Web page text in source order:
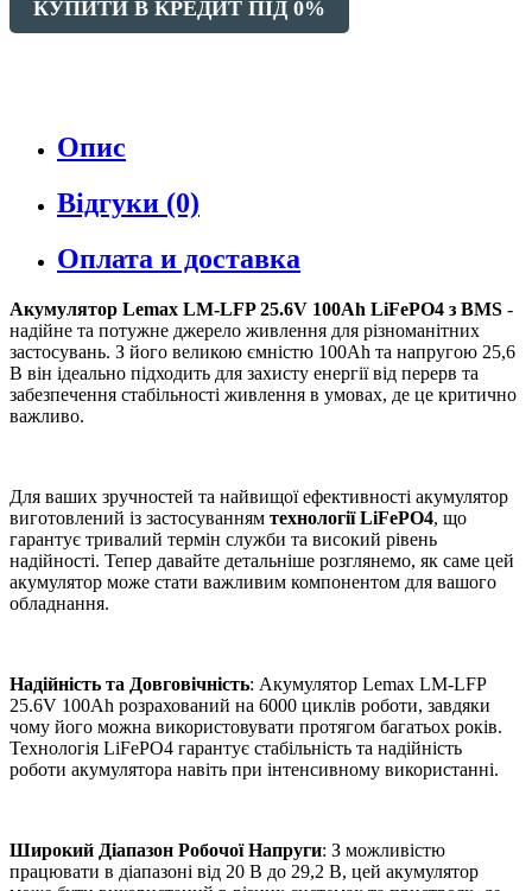
КУПИТИ В КРЕДИТ ПІД 0%
Опис
Відгуки (0)
Оплата и доставка
Акумулятор Lemax LM-LFP 25.6V 100Ah LiFePO4 з BMS -
надійне та потужне джерело живлення для різноманітних
застосувань. З його великою ємністю 100Ah та напругою 25,6
В він ідеально підходить для захисту енергії від перерв та
забезпечення стабільності живлення в умовах, де це критично
важливо.
Для ваших зручностей та найвищої ефективності акумулятор
виготовлений із застосуванням технології LiFePO4, що
гарантує тривалий термін служби та високий рівень
надійності. Тепер давайте детальніше розглянемо, як саме цей
акумулятор може стати важливим компонентом для вашого
обладнання.
Надійність та Довговічність: Акумулятор Lemax LM-LFP
25.6V 100Ah розрахований на 6000 циклів роботи, завдяки
чому його можна використовувати протягом багатьох років.
Технологія LiFePO4 гарантує стабільність та надійність
роботи акумулятора навіть при інтенсивному використанні.
Широкий Діапазон Робочої Напруги: З можливістю
працювати в діапазоні від 20 В до 29,2 В, цей акумулятор